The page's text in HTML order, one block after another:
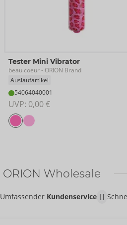
Tester Mini Vibrator
beau coeur- ORION Brand
Auslaufartikel
54064040001
UVP: 0,00 €
Wholesale
Umfassender Kundenservice